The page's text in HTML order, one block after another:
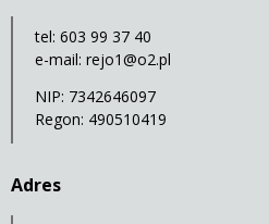
tel: 603 99 37 40
e-mail: rejo1@o2.pl
NIP: 7342646097
Regon: 490510419
Adres